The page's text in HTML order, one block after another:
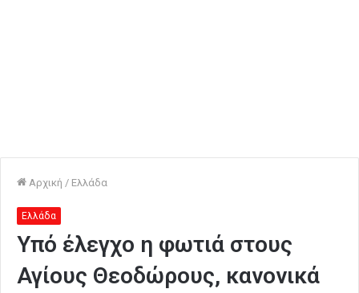
Αρχική / Ελλάδα
Ελλάδα
Υπό έλεγχο η φωτιά στους
Αγίους Θεοδώρους, κανονικά